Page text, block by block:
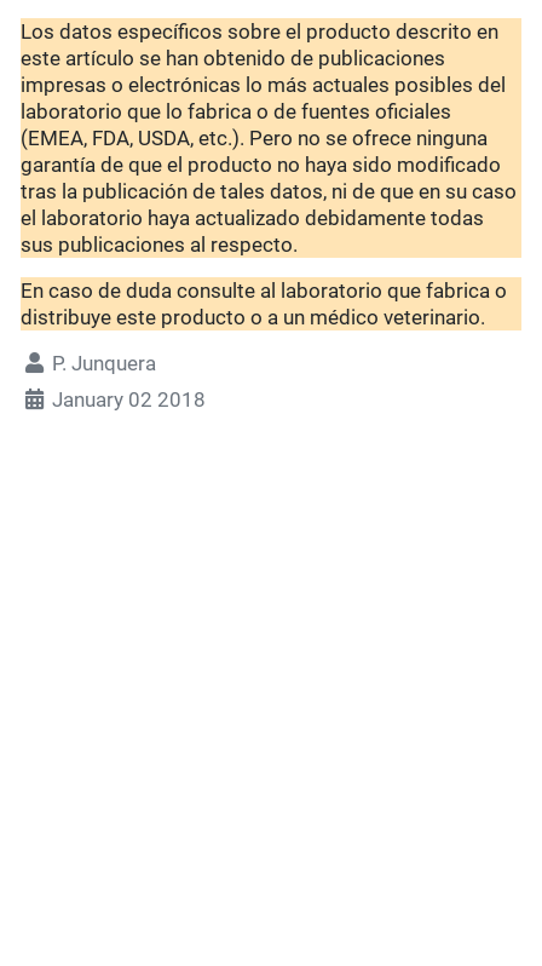
Los datos específicos sobre el producto descrito en
este artículo se han obtenido de publicaciones
impresas o electrónicas lo más actuales posibles del
laboratorio que lo fabrica o de fuentes oficiales
(EMEA, FDA, USDA, etc.). Pero no se ofrece ninguna
garantía de que el producto no haya sido modificado
tras la publicación de tales datos, ni de que en su caso
el laboratorio haya actualizado debidamente todas
sus publicaciones al respecto.
En caso de duda consulte al laboratorio que fabrica o
distribuye este producto o a un médico veterinario.
P. Junquera
January 02 2018